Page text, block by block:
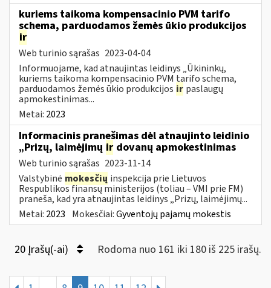
kuriems taikoma kompensacinio PVM tarifo
schema, parduodamos žemės ūkio produkcijos
ir
Web turinio sąrašas 2023-04-04
Informuojame, kad atnaujintas leidinys „Ūkininkų,
kuriems taikoma kompensacinio PVM tarifo schema,
parduodamos žemės ūkio produkcijos ir paslaugų
apmokestinimas...
Metai: 2023
Informacinis pranešimas dėl atnaujinto leidinio
„Prizų, laimėjimų ir dovanų apmokestinimas
Web turinio sąrašas 2023-11-14
Valstybinė mokesčių inspekcija prie Lietuvos
Respublikos finansų ministerijos (toliau – VMI prie FM)
praneša, kad yra atnaujintas leidinys „Prizų, laimėjimų...
Metai: 2023 Mokesčiai:Gyventojų pajamų mokestis
20 Įrašų(-ai) Rodoma nuo 161 iki 180 iš 225 irašų.